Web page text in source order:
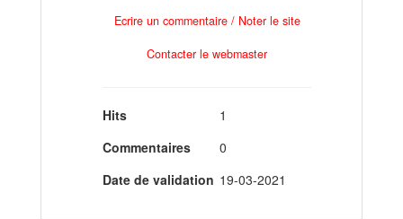
Ecrire un commentaire / Noter le site
Contacter le webmaster
Hits
1
Commentaires
0
Date de validation 19-03-2021